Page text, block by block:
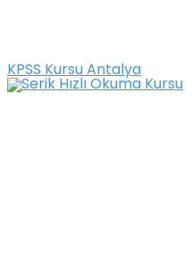
KPSS Kursu Antalya